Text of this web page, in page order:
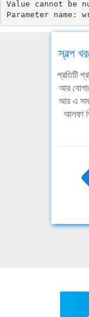
Value cannot be
Parameter name:
স্বল্প
প্রতিটি
আর
আর এ
আলফা